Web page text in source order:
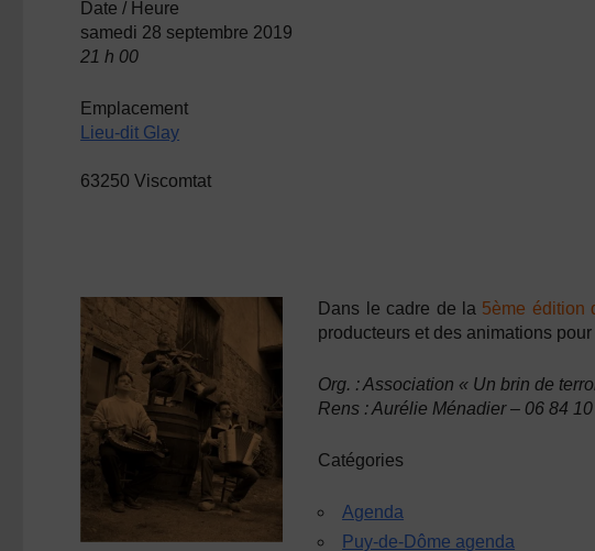
Date / Heure
samedi 28 septembre 2019
21 h 00
Emplacement
Lieu-dit Glay
63250 Viscomtat
Dans le cadre de la 5ème édition
producteurs et des animations
Org. : Association « Un brin de
Rens : Aurélie Ménadier – 06 84
Catégories
Agenda
Puy-de-Dôme agenda